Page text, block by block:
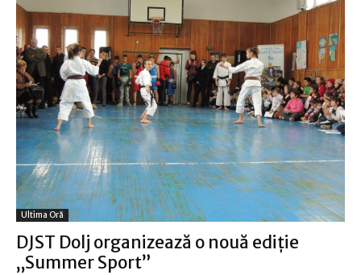
Ultima Oră
DJST Dolj organizează o nouă ediţie
„Summer Sport”